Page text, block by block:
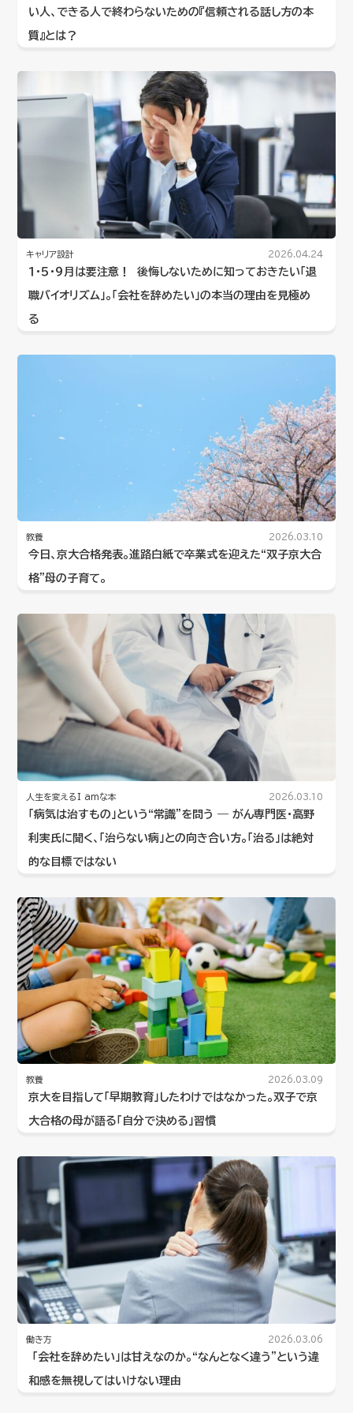
い人、できる人で終わらないための『信頼される話し方の本
質』とは？
キャリア設計 2026.04.24
１・５・９月は要注意！ 後悔しないために知っておきたい「退
職バイオリズム」。「会社を辞めたい」の本当の理由を見極め
る
教養 2026.03.10
今日、京大合格発表。進路白紙で卒業式を迎えた“双子京大合
格”母の子育て。
人生を変えるI amな本 2026.03.10
「病気は治すもの」という“常識”を問う ― がん専門医・高野
利実氏に聞く、「治らない病」との向き合い方。「治る」は絶対
的な目標ではない
教養 2026.03.09
京大を目指して「早期教育」したわけではなかった。双子で京
大合格の母が語る「自分で決める」習慣
働き方 2026.03.06
「会社を辞めたい」は甘えなのか。“なんとなく違う”という違
和感を無視してはいけない理由